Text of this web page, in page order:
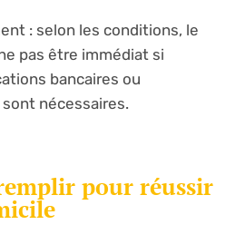
: selon les conditions, le
pas être immédiat si
bancaires ou
nécessaires.
pour réussir